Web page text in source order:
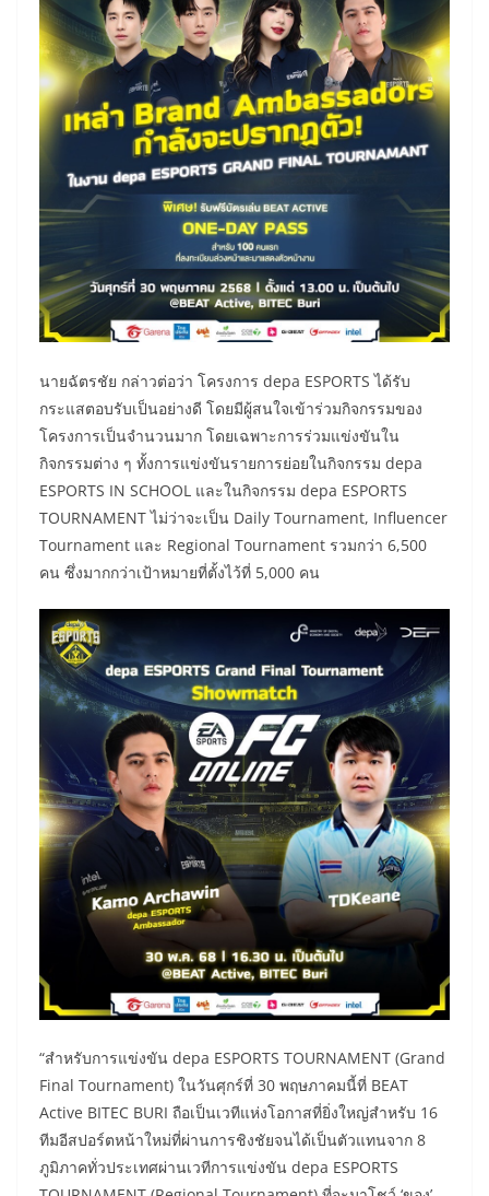
นายฉัตรชัย กล่าวต่อว่า โครงการ depa ESPORTS ได้รับ
กระแสตอบรับเป็นอย่างดี โดยมีผู้สนใจเข้าร่วมกิจกรรมของ
โครงการเป็นจำนวนมาก โดยเฉพาะการร่วมแข่งขันใน
กิจกรรมต่าง ๆ ทั้งการแข่งขันรายการย่อยในกิจกรรม depa
ESPORTS IN SCHOOL และในกิจกรรม depa ESPORTS
TOURNAMENT ไม่ว่าจะเป็น Daily Tournament, Influencer
Tournament และ Regional Tournament รวมกว่า 6,500
คน ซึ่งมากกว่าเป้าหมายที่ตั้งไว้ที่ 5,000 คน
“สำหรับการแข่งขัน depa ESPORTS TOURNAMENT (Grand
Final Tournament) ในวันศุกร์ที่ 30 พฤษภาคมนี้ที่ BEAT
Active BITEC BURI ถือเป็นเวทีแห่งโอกาสที่ยิ่งใหญ่สำหรับ 16
ทีมอีสปอร์ตหน้าใหม่ที่ผ่านการชิงชัยจนได้เป็นตัวแทนจาก 8
ภูมิภาคทั่วประเทศผ่านเวทีการแข่งขัน depa ESPORTS